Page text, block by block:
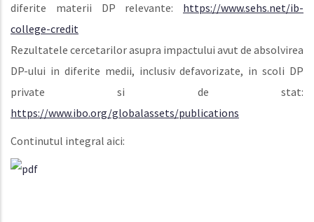
diferite materii DP relevante: https://www.sehs.net/ib-
college-credit
Rezultatele cercetarilor asupra impactului avut de absolvirea
DP-ului in diferite medii, inclusiv defavorizate, in scoli DP
private si de stat:
https://www.ibo.org/globalassets/publications
Continutul integral aici: